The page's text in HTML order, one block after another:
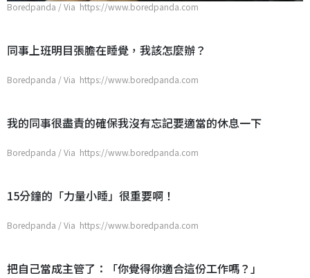
Boredpanda / Via https://www.boredpanda.com
同事上班明目張膽在睡覺，我該怎麼辦？
Boredpanda / Via https://www.boredpanda.com
我的同事很盡責的確保我沒有忘記要適當的休息一下
Boredpanda / Via https://www.boredpanda.com
15分鐘的「力量小睡」很重要啊！
Boredpanda / Via https://www.boredpanda.com
把自己當成主管了：「你覺得你適合這份工作嗎？」